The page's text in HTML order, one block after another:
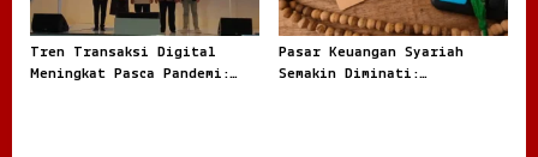
Tren Transaksi Digital
Meningkat Pasca Pandemi:
Pasar Keuangan Syariah
Semakin Diminati: